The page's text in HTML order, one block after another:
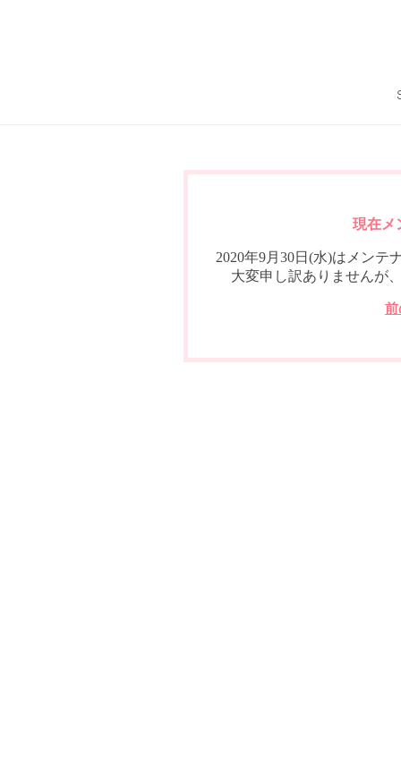
現在メ
2020年9月30日(水)はメンテ
大変申し訳ありませんが
前